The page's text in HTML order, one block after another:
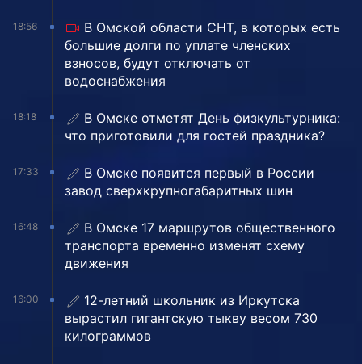
18:56
В Омской области СНТ, в которых есть
большие долги по уплате членских
взносов, будут отключать от
водоснабжения
18:18
В Омске отметят День физкультурника:
что приготовили для гостей праздника?
17:33
В Омске появится первый в России
завод сверхкрупногабаритных шин
16:48
В Омске 17 маршрутов общественного
транспорта временно изменят схему
движения
16:00
12-летний школьник из Иркутска
вырастил гигантскую тыкву весом 730
килограммов